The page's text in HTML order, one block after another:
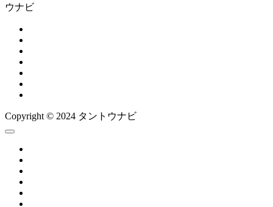
ウナビ
Copyright © 2024 タントウナビ